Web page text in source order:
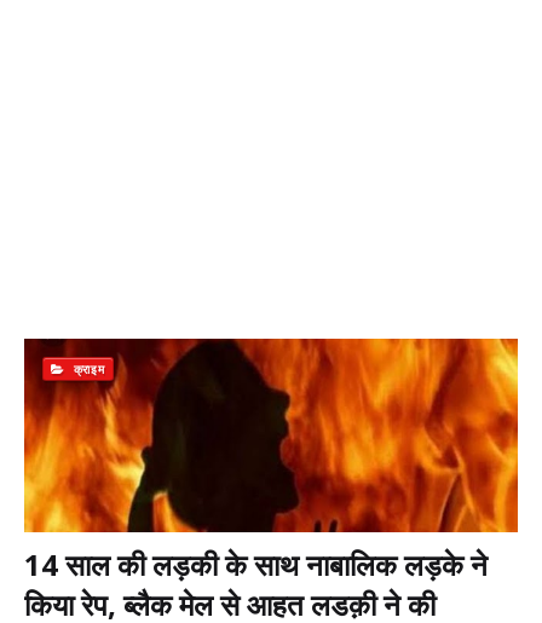
क्राइम
14 साल की लड़की के साथ नाबालिक लड़के ने
किया रेप, ब्लैक मेल से आहत लडक़ी ने की